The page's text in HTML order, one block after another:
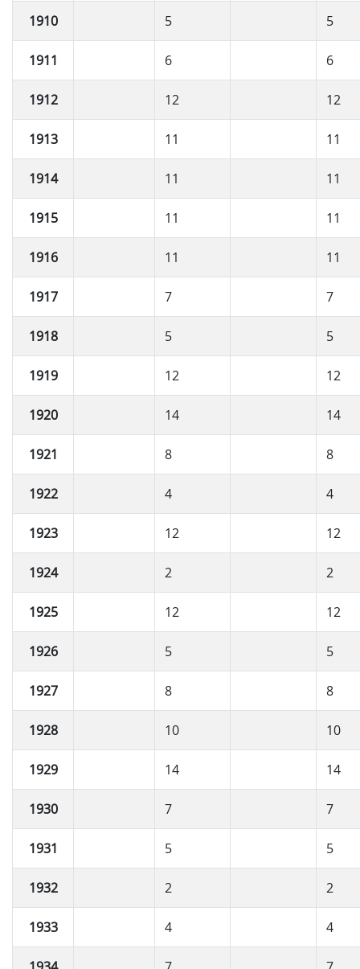
1910 5 5
1911 6 6
1912 12 12
1913 11 11
1914 11 11
1915 11 11
1916 11 11
1917 7 7
1918 5 5
1919 12 12
1920 14 14
1921 8 8
1922 4 4
1923 12 12
1924 2 2
1925 12 12
1926 5 5
1927 8 8
1928 10 10
1929 14 14
1930 7 7
1931 5 5
1932 2 2
1933 4 4